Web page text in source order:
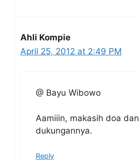
Ahli Kompie
April 25, 2012 at 2:49 PM
@ Bayu Wibowo
Aamiiin, makasih doa dan
dukungannya.
Reply